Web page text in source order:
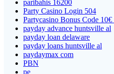
paribahis 16200
Party Casino Login 504
Partycasino Bonus Code 10€
payday advance huntsville al
payday loan delaware
payday loans huntsville al
paydaymax com
PBN
pe